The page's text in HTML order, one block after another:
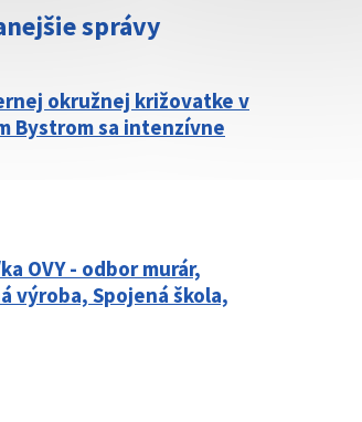
správy
okružnej križovatke v
Bystrom sa intenzívne
OVY - odbor murár,
výroba, Spojená škola,